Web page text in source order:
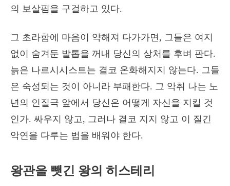
의 보살핌을 구걸하고 있다.
그 초라함에 마음이 약해져 다가가면, 그들은 여지
없이 숨겨둔 발톱을 꺼내 당신의 상처를 후벼 판다.
늙은 나르시시스트는 결코 온화해지지 않는다. 그들
은 숙성되는 것이 아니라 부패한다. 그 악취 나는 노
년의 인질극 앞에서 당신은 어떻게 자신을 지킬 것
인가. 싸우지 않고, 그러나 결코 지지 않고 이 질긴
악연을 다루는 법을 배워야 한다.
왕관을 뺏긴 왕의 히스테리